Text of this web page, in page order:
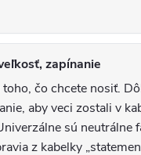
zapínanie
čo chcete nosiť.
aby veci zostali v
sú neutrálne
z kabelky